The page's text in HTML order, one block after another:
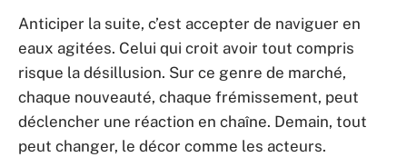
Anticiper la suite, c’est accepter de naviguer en
eaux agitées. Celui qui croit avoir tout compris
risque la désillusion. Sur ce genre de marché,
chaque nouveauté, chaque frémissement, peut
déclencher une réaction en chaîne. Demain, tout
peut changer, le décor comme les acteurs.